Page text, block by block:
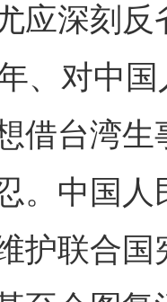
应深刻
、对中
借台湾
。中国
护联合
一纸欠